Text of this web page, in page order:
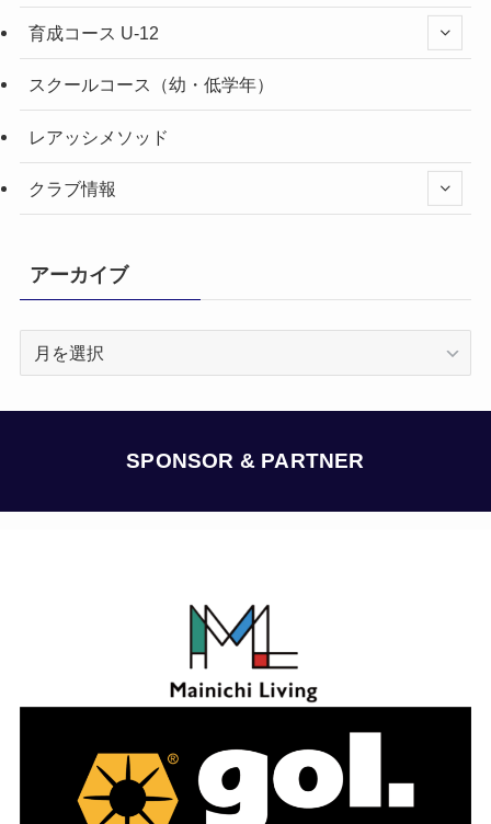
育成コース U-12
スクールコース（幼・低学年）
レアッシメソッド
クラブ情報
アーカイブ
SPONSOR & PARTNER